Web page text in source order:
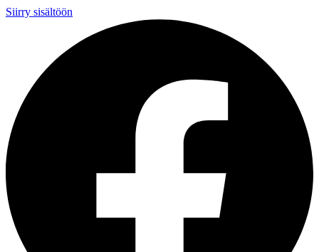
Siirry sisältöön